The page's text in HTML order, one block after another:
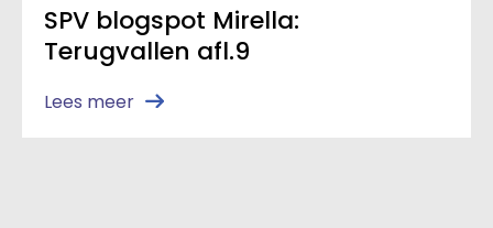
SPV blogspot Mirella:
Terugvallen afl.9
Lees meer